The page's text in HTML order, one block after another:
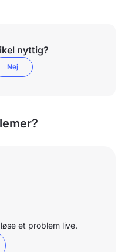
nyttig?
Nej
et problem live.